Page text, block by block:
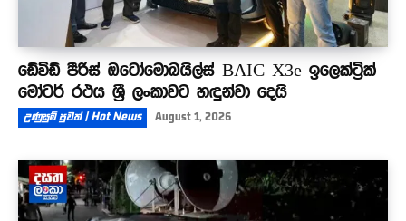
ඩේවිඩ් පීරිස් ඔටෝමොබයිල්ස් BAIC X3e ඉලෙක්ට්‍රික්
මෝටර් රථය ශ්‍රී ලංකාවට හඳුන්වා දෙයි
උණුසුම් පුවත් | Hot News August 1, 2026